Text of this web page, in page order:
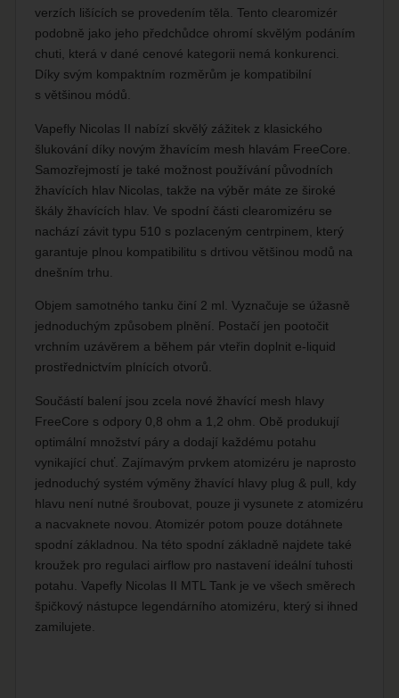
verzích lišících se provedením těla. Tento clearomizér
podobně jako jeho předchůdce ohromí skvělým podáním
chuti, která v dané cenové kategorii nemá konkurenci.
Díky svým kompaktním rozměrům je kompatibilní
s většinou módů.
Vapefly Nicolas II nabízí skvělý zážitek z klasického
šlukování díky novým žhavícím mesh hlavám FreeCore.
Samozřejmostí je také možnost používání původních
žhavících hlav Nicolas, takže na výběr máte ze široké
škály žhavících hlav. Ve spodní části clearomizéru se
nachází závit typu 510 s pozlaceným centrpinem, který
garantuje plnou kompatibilitu s drtivou většinou modů na
dnešním trhu.
Objem samotného tanku činí 2 ml. Vyznačuje se úžasně
jednoduchým způsobem plnění. Postačí jen pootočit
vrchním uzávěrem a během pár vteřin doplnit e-liquid
prostřednictvím plnících otvorů.
Součástí balení jsou zcela nové žhavící mesh hlavy
FreeCore s odpory 0,8 ohm a 1,2 ohm. Obě produkují
optimální množství páry a dodají každému potahu
vynikající chuť. Zajímavým prvkem atomizéru je naprosto
jednoduchý systém výměny žhavící hlavy plug & pull, kdy
hlavu není nutné šroubovat, pouze ji vysunete z atomizéru
a nacvaknete novou. Atomizér potom pouze dotáhnete
spodní základnou. Na této spodní základně najdete také
kroužek pro regulaci airflow pro nastavení ideální tuhosti
potahu. Vapefly Nicolas II MTL Tank je ve všech směrech
špičkový nástupce legendárního atomizéru, který si ihned
zamilujete.